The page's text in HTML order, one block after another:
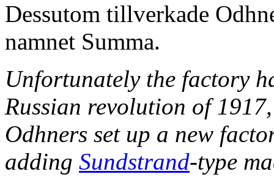
Dessutom tillverkade
namnet Summa.
Unfortunately the factory
Russian revolution of
Odhners set up a new
adding Sundstrand-type